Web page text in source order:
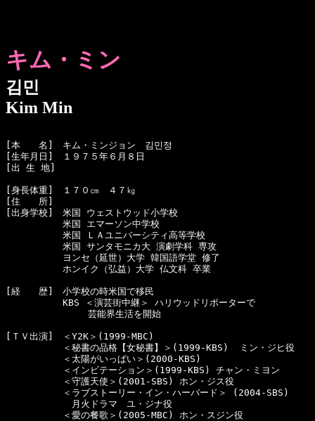
キム・ミン
김민
Kim Min
[本　　名]　キム・ミンジョン　김민정
[生年月日]　１９７５年６月８日
[出 生 地]
[身長体重]　１７０㎝　４７㎏
[住　　所]
[出身学校]　米国 ウェストウッド小学校
  　　　　　米国 エマーソン中学校
  　　　　　米国 ＬＡユニバーシティ高等学校
  　　　　　米国 サンタモニカ大 演劇学科 専攻
  　　　　　ヨンセ（延世）大学 韓国語学堂 修了
  　　　　　ホンイク（弘益）大学 仏文科 卒業
[経　　歴]　小学校の時米国で移民
  　　　　　KBS ＜演芸街中継＞ ハリウッドリポーターで
芸能界生活を開始
[ＴＶ出演]　＜Y2K＞(1999-MBC)
  　　　　　＜秘書の品格【女秘書】＞(1999-KBS)  ミン・ジヒ役
  　　　　　＜太陽がいっぱい＞(2000-KBS)
  　　　　　＜インビテーション＞(1999-KBS) チャン・ミヨン
  　　　　　＜守護天使＞(2001-SBS) ホン・ジス役
  　　　　　＜ラブストーリー・イン・ハーバード＞ (2004-SBS)
  　　　　　　月火ドラマ　ユ・ジナ役
  　　　　　＜愛の餐歌＞(2005-MBC) ホン・スジン役